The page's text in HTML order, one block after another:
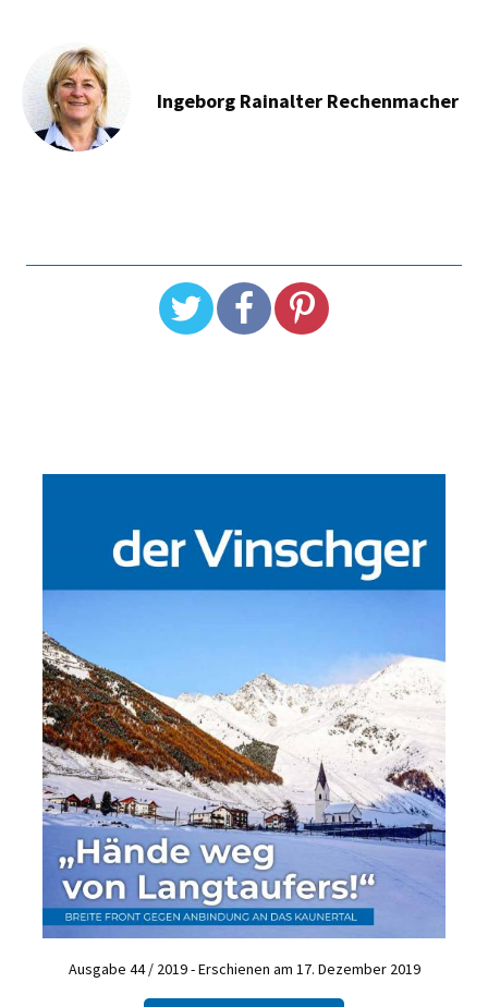
Ingeborg Rainalter Rechenmacher
Ausgabe 44 / 2019 - Erschienen am 17. Dezember 2019